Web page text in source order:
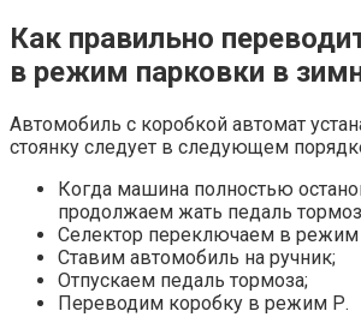
Как правильно
в режим парковки в
Автомобиль с коробкой автомат
стоянку следует в следующем
Когда машина полностью
продолжаем жать педаль
Селектор переключаем в режим
Ставим автомобиль на ручник;
Отпускаем педаль тормоза;
Переводим коробку в режим Р.